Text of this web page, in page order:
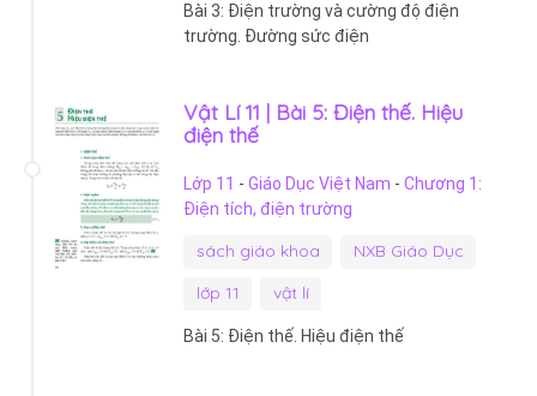
Bài 3: Điện trường và cường độ điện
trường. Đường sức điện
Vật Lí 11 | Bài 5: Điện thế. Hiệu
điện thế
Lớp 11 - Giáo Dục Việt Nam - Chương 1:
Điện tích, điện trường
sách giáo khoa
NXB Giáo Dục
lớp 11
vật lí
Bài 5: Điện thế. Hiệu điện thế